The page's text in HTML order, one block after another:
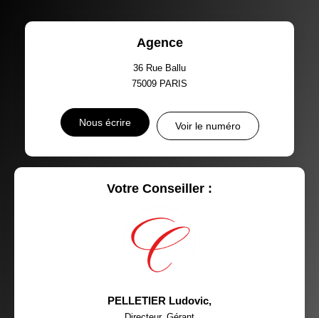
Agence
36 Rue Ballu
75009 PARIS
Nous écrire Voir le numéro
Votre Conseiller :
PELLETIER Ludovic,